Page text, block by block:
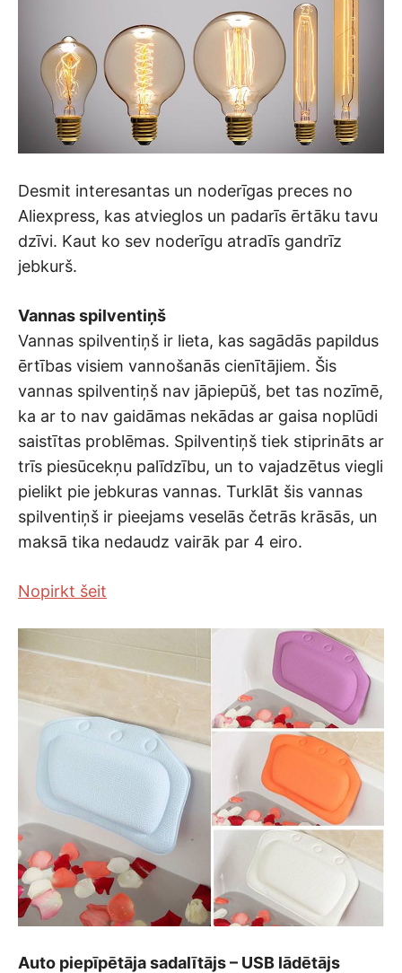
Desmit interesantas un noderīgas preces no
Aliexpress, kas atvieglos un padarīs ērtāku tavu
dzīvi. Kaut ko sev noderīgu atradīs gandrīz
jebkurš.
Vannas spilventiņš
Vannas spilventiņš ir lieta, kas sagādās papildus
ērtības visiem vannošanās cienītājiem. Šis
vannas spilventiņš nav jāpiepūš, bet tas nozīmē,
ka ar to nav gaidāmas nekādas ar gaisa noplūdi
saistītas problēmas. Spilventiņš tiek stiprināts ar
trīs piesūcekņu palīdzību, un to vajadzētus viegli
pielikt pie jebkuras vannas. Turklāt šis vannas
spilventiņš ir pieejams veselās četrās krāsās, un
maksā tika nedaudz vairāk par 4 eiro.
Nopirkt šeit
Auto piepīpētāja sadalītājs – USB lādētājs